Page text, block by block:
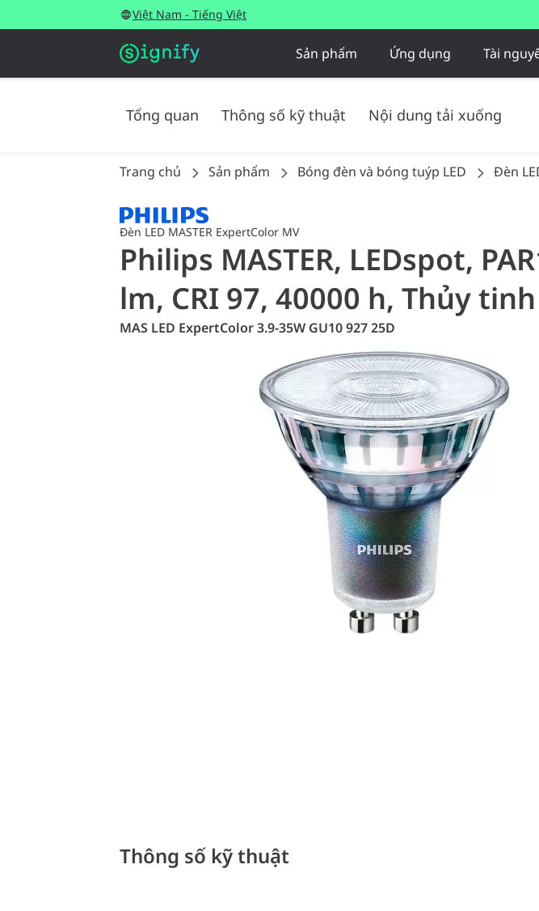
Việt Nam - Tiếng Việt
Sản phẩm Ứng dụng Tài
Tổng quan Thông số kỹ thuật Nội dung tải xuống
Trang chủ Sản phẩm Bóng đèn và bóng tuýp LED Đèn
Đèn LED MASTER ExpertColor MV
Philips MASTER, LEDspot,
lm, CRI 97, 40000 h, Thủy tinh
MAS LED ExpertColor 3.9-35W GU10 927 25D
Thông số kỹ thuật